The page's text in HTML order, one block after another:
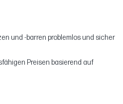
und -barren problemlos und sicher
Preisen basierend auf